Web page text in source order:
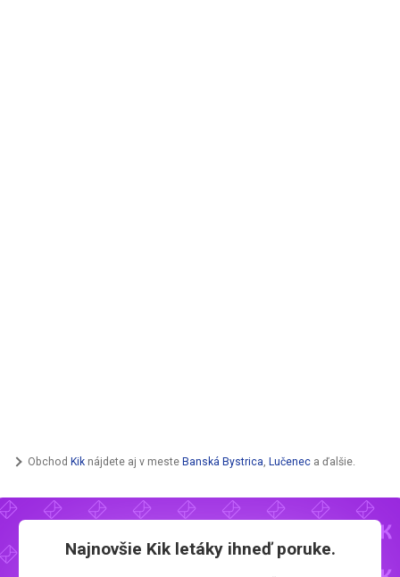
Obchod Kik nájdete aj v meste Banská Bystrica Lučenec a ďalšie.
Najnovšie Kik letákyihneď poruke.